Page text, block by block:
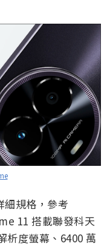
細規格，參考
11 搭載聯發科天
析度螢幕、6400 萬